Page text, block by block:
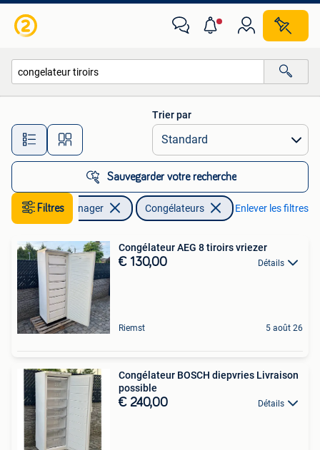
Toutes les distances…
Trier par
Sauvegarder votre recherche
Filtres
Electroménager Congélateurs Enlever les filtres
Congélateur AEG 8 tiroirs vriezer
€ 130,00 Détails
Riemst 5 août 26
Congélateur BOSCH diepvries Livraison
possible
€ 240,00 Détails